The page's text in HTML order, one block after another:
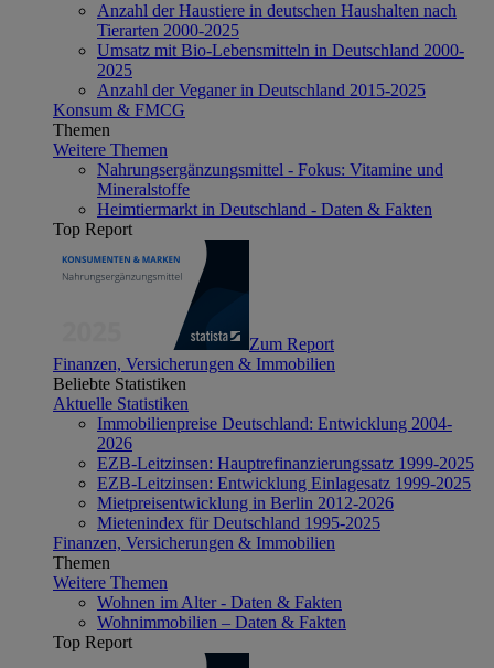
Anzahl der Haustiere in deutschen Haushalten nach
Tierarten 2000-2025
Umsatz mit Bio-Lebensmitteln in Deutschland 2000-
2025
Anzahl der Veganer in Deutschland 2015-2025
Konsum & FMCG
Themen
Weitere Themen
Nahrungsergänzungsmittel - Fokus: Vitamine und
Mineralstoffe
Heimtiermarkt in Deutschland - Daten & Fakten
Top Report
Zum Report
Finanzen, Versicherungen & Immobilien
Beliebte Statistiken
Aktuelle Statistiken
Immobilienpreise Deutschland: Entwicklung 2004-
2026
EZB-Leitzinsen: Hauptrefinanzierungssatz 1999-2025
EZB-Leitzinsen: Entwicklung Einlagesatz 1999-2025
Mietpreisentwicklung in Berlin 2012-2026
Mietenindex für Deutschland 1995-2025
Finanzen, Versicherungen & Immobilien
Themen
Weitere Themen
Wohnen im Alter - Daten & Fakten
Wohnimmobilien – Daten & Fakten
Top Report